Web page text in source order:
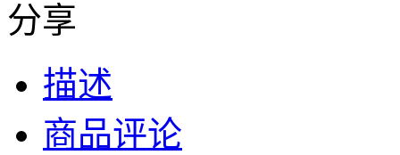
分享
描述
商品评论